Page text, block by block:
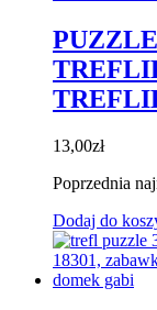
13,00zł
Poprzednia
Dodaj do